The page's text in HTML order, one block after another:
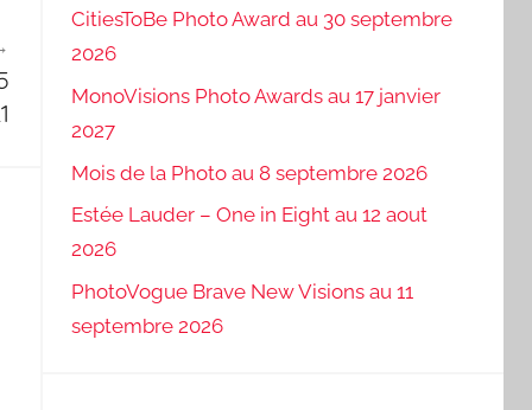
CitiesToBe Photo Award au 30 septembre
2026
MonoVisions Photo Awards au 17 janvier
2027
Mois de la Photo au 8 septembre 2026
Estée Lauder – One in Eight au 12 aout
2026
PhotoVogue Brave New Visions au 11
septembre 2026